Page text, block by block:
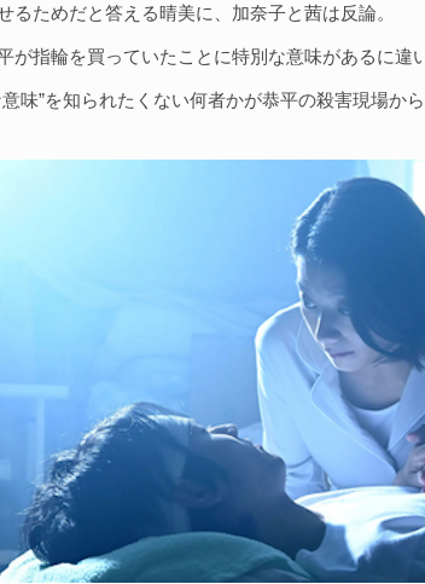
るためだと答える晴美に、加奈子と茜は反論。
が指輪を買っていたことに特別な意味があるに違
意味”を知られたくない何者かが恭平の殺害現場か